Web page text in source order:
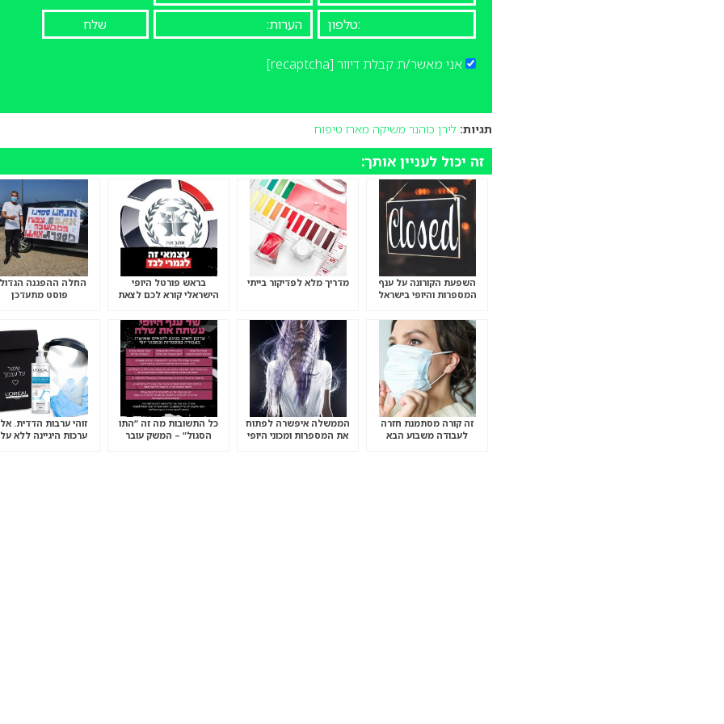
אני מאשר/ת קבלת דיוור [recaptcha]
תגיות: לירן כוהנר משיקה מארז טיפוח
זה יכול לעניין אותך:
השפעת הקורונה על ענף
המספרות והיופי בישראל
מדריך מלא לפדיקור בייתי
בראש פורטל היופי
הישראלי קורא לכם לצאת
תשלמו”
החלה ההפגנה
פוסט מתעדכן
זה קורה מסתמנת חזרה
לעבודה משבוע הבא
הממשלה איפשרה לפתוח
את המספרות ומכוני היופי
כל התשובות מה זה “התו
הסגול” – המשק עובר
זוהי ערבות הדדית.
ערכות היגיינה ללא